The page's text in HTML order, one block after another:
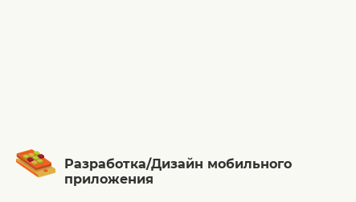
Разработка/Дизайн мобильного
приложения